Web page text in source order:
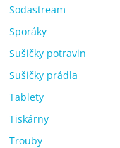
Sodastream
Sporáky
Sušičky potravin
Sušičky prádla
Tablety
Tiskárny
Trouby